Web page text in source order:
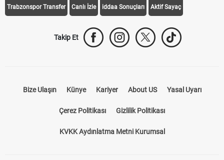
Trabzonspor Transfer Canlı İzle iddaa Sonuçları Aktif Sayaç
Takip Et
Bize Ulaşın Künye Kariyer About US Yasal Uyarı
Çerez Politikası Gizlilik Politikası
KVKK Aydınlatma Metni Kurumsal